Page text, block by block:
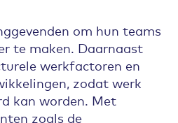
om hun teams
te maken. Daarnaast
werkfactoren en
zodat werk
kan worden. Met
zoals de